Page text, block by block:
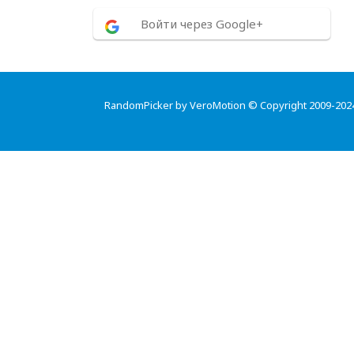
Войти через Google+
RandomPicker by VeroMotion © Copyright 2009-